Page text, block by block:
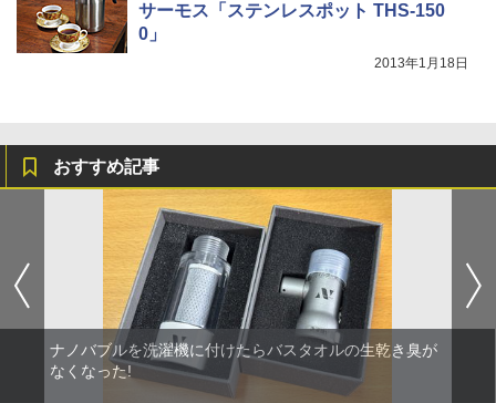
サーモス「ステンレスポット THS-150
0」
2013年1月18日
おすすめ記事
ナノバブルを洗濯機に付けたらバスタオルの生乾き臭が
なくなった!